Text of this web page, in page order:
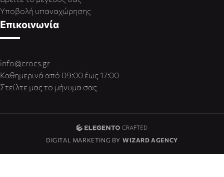
Υποβολή υπαναχώρησης
Επικοινωνία
info@crocs.gr
Καθημερινά από 09:00 έως 17:00
Στείλτε μας το μήνυμα σας
DIGITAL MARKETING BY WIZARD AGENCY